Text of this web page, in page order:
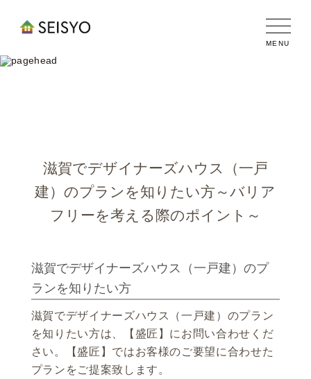
滋賀でデザイナーズハウス（一戸建）の
滋賀でデザイナーズハウス（一戸
建）のプランを知りたい方～バリア
フリーを考える際のポイント～
滋賀でデザイナーズハウス（一戸建）のプ
ランを知りたい方
滋賀でデザイナーズハウス （一戸建 ）のプラン
を知りたい方は、【盛匠】にお問い合わせくだ
さい。【盛匠】ではお客様のご要望に合わせた
プランをご提案致します。